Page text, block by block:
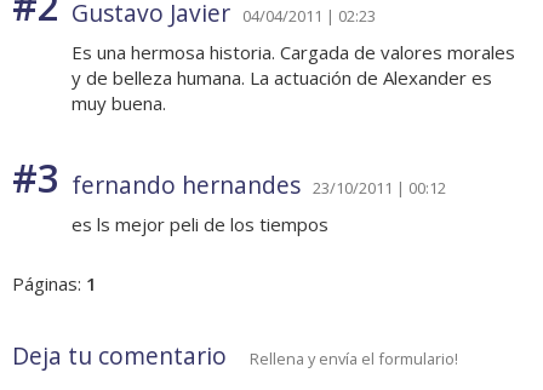
Gustavo Javier 04/04/2011 | 02:23
Es una hermosa historia. Cargada de valores morales
y de belleza humana. La actuación de Alexander es
muy buena.
#3 fernando hernandes 23/10/2011 | 00:12
es ls mejor peli de los tiempos
Páginas: 1
Deja tu comentario Rellena y envía el formulario!